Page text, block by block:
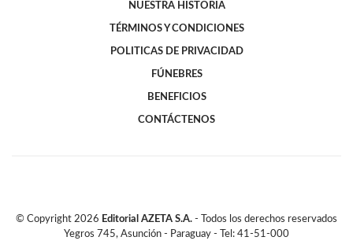
NUESTRA HISTORIA
TÉRMINOS Y CONDICIONES
POLITICAS DE PRIVACIDAD
FÚNEBRES
BENEFICIOS
CONTÁCTENOS
© Copyright 2026 Editorial AZETA S.A. - Todos los derechos reservados
Yegros 745, Asunción - Paraguay - Tel: 41-51-000